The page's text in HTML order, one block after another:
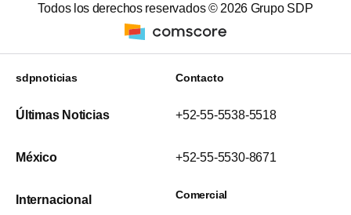
Todos los derechos reservados © 2026 Grupo SDP
sdpnoticias
Últimas Noticias
México
Internacional
Contacto
+52-55-5538-5518
+52-55-5530-8671
Comercial